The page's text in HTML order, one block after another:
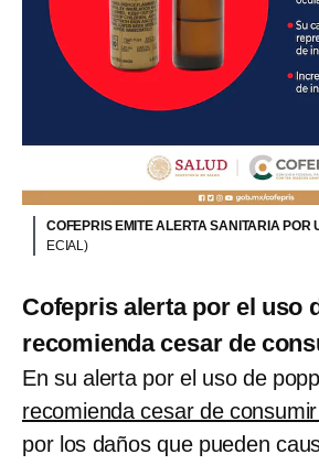
COFEPRIS EMITE ALERTA SANITARIA POR
ECIAL)
Cofepris alerta por el uso
recomienda cesar de
En su alerta por el uso de
recomienda cesar de
por los daños que pueden